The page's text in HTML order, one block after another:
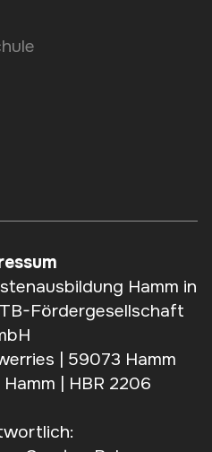
Hamm in
Fördergesellschaft
| 59073 Hamm
| HBR 2206